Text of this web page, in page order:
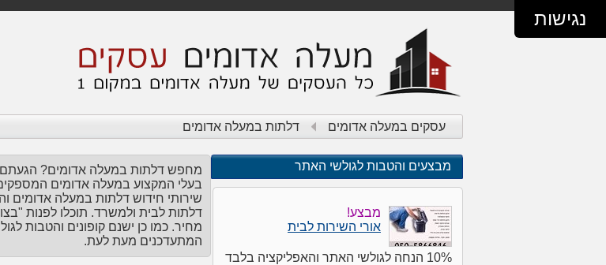
נגישות
עסקים במעלה אדומים דלתות במעלה אדומים
מחפש דלתות במעלה אדומים? הגעתם
בעלי המקצוע במעלה אדומים
שירותי חידוש דלתות במעלה אדומים
דלתות לבית ולמשרד. תוכלו לפנות
מחיר. כמו כן ישנם קופונים והטבות
המתעדכנים מעת לעת.
מבצעים והטבות לגולשי האתר
מבצע!
אורי השירות לבית
10% הנחה לגולשי האתר והאפליקציה בלבד